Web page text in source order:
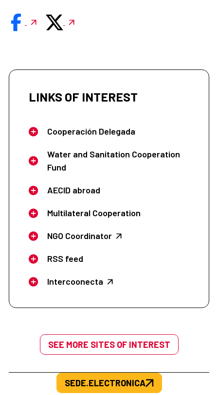
LINKS OF INTEREST
Cooperación Delegada
Water and Sanitation Cooperation
Fund
AECID abroad
Multilateral Cooperation
NGO Coordinator
RSS feed
Intercoonecta
SEE MORE SITES OF INTEREST
SEDE.ELECTRONICA